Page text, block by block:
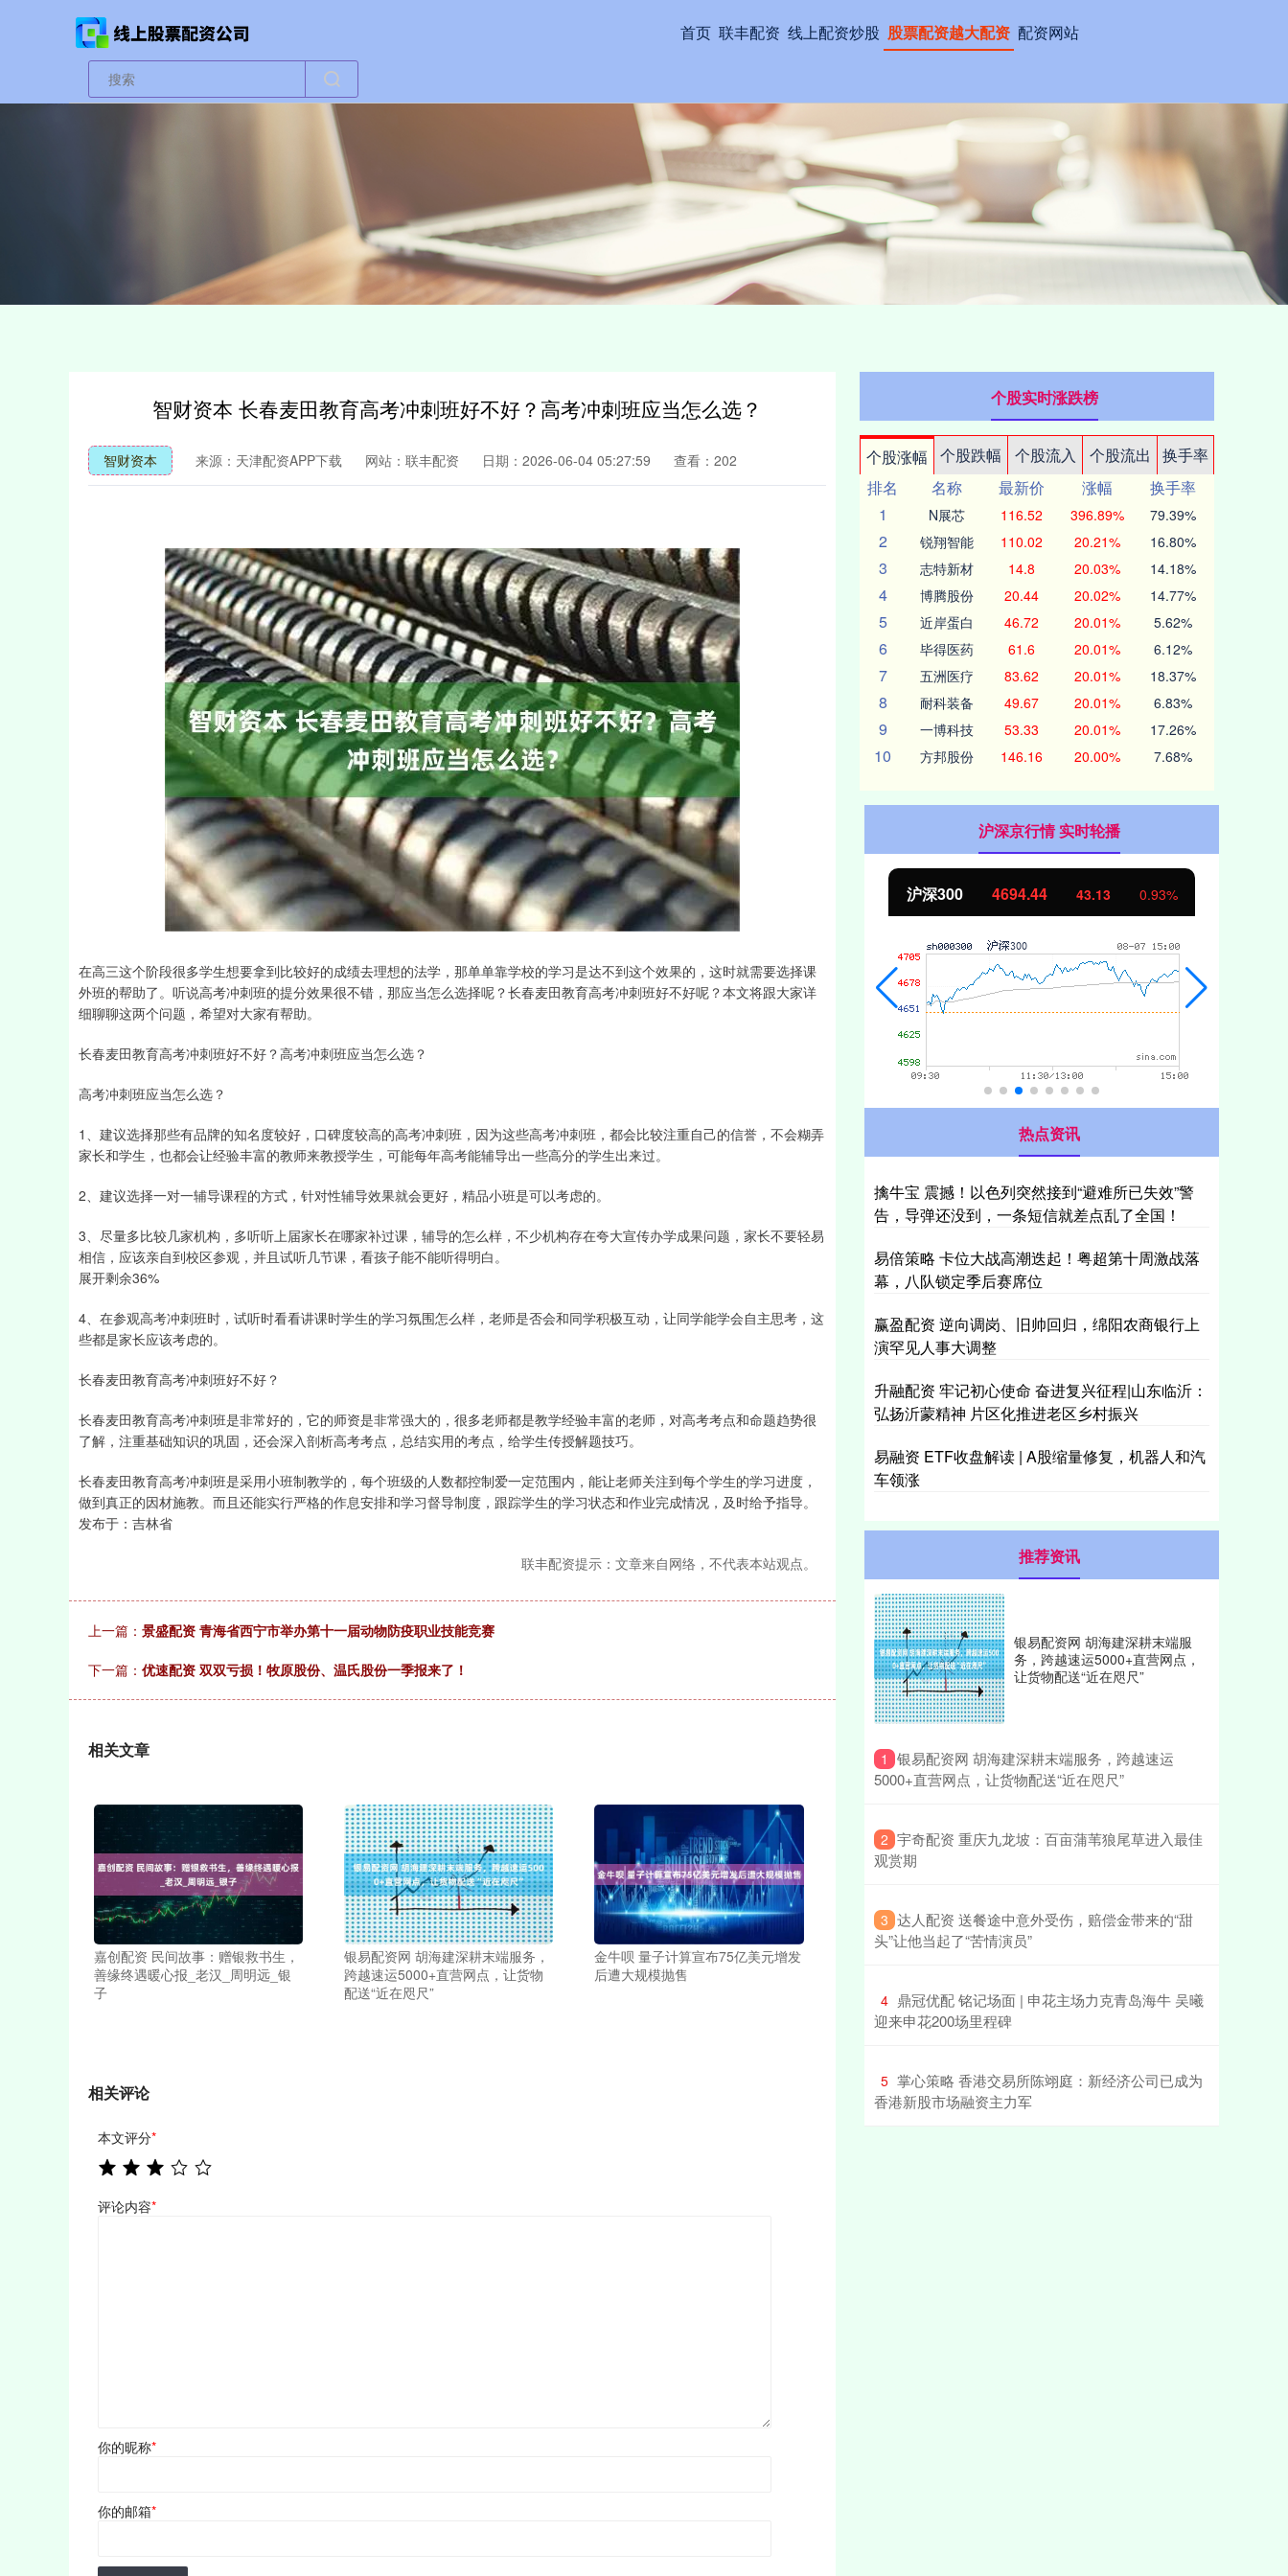
首页 联丰配资 线上配资炒股 股票配资越大配资 配资网站
智财资本 长春麦田教育高考冲刺班好不好？高考冲刺班应当怎么选？
智财资本 来源：天津配资APP下载 网站：联丰配资 日期：2026-06-04 05:27:59 查看：202
在高三这个阶段很多学生想要拿到比较好的成绩去理想的法学，那单单靠学校的学习是达不到这个效果的，这时就需要选择课
外班的帮助了。听说高考冲刺班的提分效果很不错，那应当怎么选择呢？长春麦田教育高考冲刺班好不好呢？本文将跟大家详
细聊聊这两个问题，希望对大家有帮助。
长春麦田教育高考冲刺班好不好？高考冲刺班应当怎么选？
高考冲刺班应当怎么选？
1、建议选择那些有品牌的知名度较好，口碑度较高的高考冲刺班，因为这些高考冲刺班，都会比较注重自己的信誉，不会糊弄
家长和学生，也都会让经验丰富的教师来教授学生，可能每年高考能辅导出一些高分的学生出来过。
2、建议选择一对一辅导课程的方式，针对性辅导效果就会更好，精品小班是可以考虑的。
3、尽量多比较几家机构，多听听上届家长在哪家补过课，辅导的怎么样，不少机构存在夸大宣传办学成果问题，家长不要轻易
相信，应该亲自到校区参观，并且试听几节课，看孩子能不能听得明白。
展开剩余36%
4、在参观高考冲刺班时，试听时看看讲课时学生的学习氛围怎么样，老师是否会和同学积极互动，让同学能学会自主思考，这
些都是家长应该考虑的。
长春麦田教育高考冲刺班好不好？
长春麦田教育高考冲刺班是非常好的，它的师资是非常强大的，很多老师都是教学经验丰富的老师，对高考考点和命题趋势很
了解，注重基础知识的巩固，还会深入剖析高考考点，总结实用的考点，给学生传授解题技巧。
长春麦田教育高考冲刺班是采用小班制教学的，每个班级的人数都控制爱一定范围内，能让老师关注到每个学生的学习进度，
做到真正的因材施教。而且还能实行严格的作息安排和学习督导制度，跟踪学生的学习状态和作业完成情况，及时给予指导。
发布于：吉林省
联丰配资提示：文章来自网络，不代表本站观点。
上一篇： 景盛配资 青海省西宁市举办第十一届动物防疫职业技能竞赛
下一篇： 优速配资 双双亏损！牧原股份、温氏股份一季报来了！
相关文章
嘉创配资 民间故事：赠银救书生，
善缘终遇暖心报_老汉_周明远_银
子
银易配资网 胡海建深耕末端服务，
跨越速运5000+直营网点，让货物
配送“近在咫尺”
金牛呗 量子计算宣布75亿美元增发
后遭大规模抛售
相关评论
本文评分*
评论内容*
你的昵称*
你的邮箱*
个股实时涨跌榜
个股涨幅 个股跌幅 个股流入 个股流出
换手率
排名
名称 最新价 涨幅
换手率
1
N展芯 116.52 396.89% 79.39%
2 锐翔智能 110.02 20.21% 16.80%
3 志特新材 14.8 20.03% 14.18%
4 博腾股份 20.44 20.02% 14.77%
5 近岸蛋白 46.72 20.01% 5.62%
6 毕得医药 61.6 20.01% 6.12%
7 五洲医疗 83.62 20.01% 18.37%
8 耐科装备 49.67 20.01% 6.83%
9 一博科技 53.33 20.01% 17.26%
10 方邦股份 146.16 20.00% 7.68%
沪深京行情 实时轮播
深证成指 14311.01 200.89 1.42% 沪深300 4694.44 43.13 北证50 1134.24 11.37 1.01%
热点资讯
擒牛宝 震撼！以色列突然接到“避难所已失效”警
告，导弹还没到，一条短信就差点乱了全国！
易倍策略 卡位大战高潮迭起！粤超第十周激战落
幕，八队锁定季后赛席位
赢盈配资 逆向调岗、旧帅回归，绵阳农商银行上
演罕见人事大调整
升融配资 牢记初心使命 奋进复兴征程|山东临沂：
弘扬沂蒙精神 片区化推进老区乡村振兴
易融资 ETF收盘解读 | A股缩量修复，机器人和汽
车领涨
推荐资讯
银易配资网 胡海建深耕末端服
务，跨越速运5000+直营网点，
让货物配送“近在咫尺”
1 ​银易配资网 胡海建深耕末端服务，跨越速运
5000+直营网点，让货物配送“近在咫尺”
2 ​宇奇配资 重庆九龙坡：百亩蒲苇狼尾草进入最佳
观赏期
3 ​达人配资 送餐途中意外受伤，赔偿金带来的“甜
头”让他当起了“苦情演员”
4 ​鼎冠优配 铭记场面 | 申花主场力克青岛海牛 吴曦
迎来申花200场里程碑
5 ​掌心策略 香港交易所陈翊庭：新经济公司已成为
香港新股市场融资主力军